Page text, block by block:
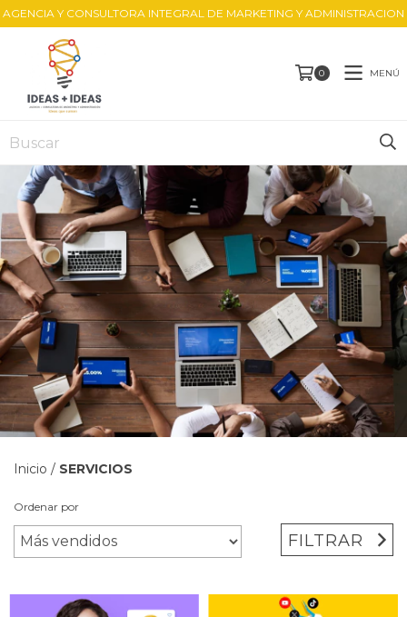
AGENCIA Y CONSULTORA INTEGRAL DE MARKETING Y ADMINISTRACION
0 MENÚ
Inicio / SERVICIOS
Ordenar por
FILTRAR